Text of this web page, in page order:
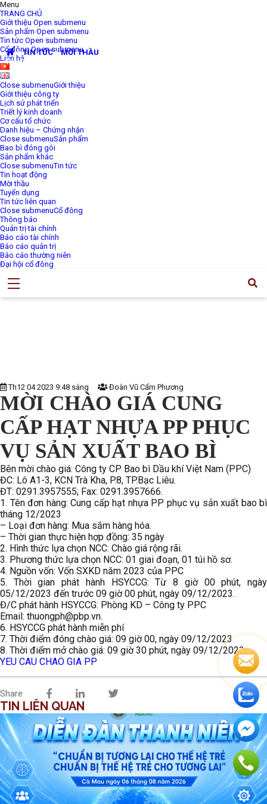
Menu
TRANG CHỦ
Giới thiệu Open submenu
Sản phẩm Open submenu
Tin tức Open submenu
Cổ đông Open submenu
Liên hệ
Close submenuGiới thiệu
Giới thiệu công ty
Lịch sử phát triển
Triết lý kinh doanh
Cơ cấu tổ chức
Danh hiệu – Chứng nhận
Close submenuSản phẩm
Bao bì đóng gói
Sản phẩm khác
Close submenuTin tức
Tin hoạt động
Mời thầu
Tuyển dụng
Tin tức liên quan
Close submenuCổ đông
Thông báo
Quản trị tài chính
Báo cáo tài chính
Báo cáo quản trị
Báo cáo thường niên
Đại hội cổ đông
>TIN TỨC>MỜI THẦU
PHỤC VỤ SẢN XUẤT BAO BÌ
Th12 04 2023 9:48 sáng Đoàn Vũ Cẩm Phương
MỜI CHÀO GIÁ CUNG
CẤP HẠT NHỰA PP PHỤC
VỤ SẢN XUẤT BAO BÌ
Bên mời chào giá: Công ty CP Bao bì Dầu khí Việt Nam (PPC)
ĐC: Lô A1-3, KCN Trà Kha, P.8, TP.Bạc Liêu.
ĐT: 0291.3957555; Fax: 0291.3957666.
1. Tên đơn hàng: Cung cấp hạt nhựa PP phục vụ sản xuất bao bì
tháng 12/2023
– Loại đơn hàng: Mua sắm hàng hóa.
– Thời gian thực hiện hợp đồng: 35 ngày
2. Hình thức lựa chọn NCC: Chào giá rộng rãi.
3. Phương thức lựa chọn NCC: 01 giai đoạn, 01 túi hồ sơ.
4. Nguồn vốn: Vốn SXKD năm 2023 của PPC
5. Thời gian phát hành HSYCCG: Từ 8 giờ 00 phút, ngày
05/12/2023 đến trước 09 giờ 00 phút, ngày 09/12/2023.
Đ/C phát hành HSYCCG: Phòng KD – Công ty PPC
Email: thuongph@pbp.vn.
6. HSYCCG phát hành miễn phí
7. Thời điểm đóng chào giá: 09 giờ 00, ngày 09/12/2023
8. Thời điểm mở chào giá: 09 giờ 30 phút, ngày 09/12/2023
YEU CAU CHAO GIA PP
Share
TIN LIÊN QUAN